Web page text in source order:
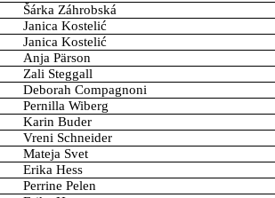
Šárka Záhrobská
Janica Kostelić
Janica Kostelić
Anja Pärson
Zali Steggall
Deborah Compagnoni
Pernilla Wiberg
Karin Buder
Vreni Schneider
Mateja Svet
Erika Hess
Perrine Pelen